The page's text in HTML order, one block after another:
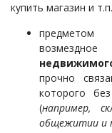
купить магазин и
предметом
прочно
которого
(например,
общежитии и